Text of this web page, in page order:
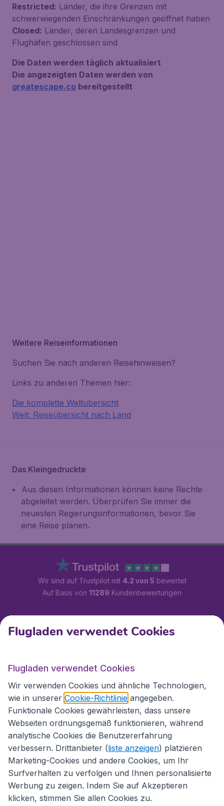
Restricted: Länder, die ihre Grenzen mit
schwerwiegenden Einschränkungen geöffnet haben
Closed: Länder, deren Landesgrenzen und
Flughäfen geschlossen sind
Die Daten werden täglich aktualisiert
Die angezeigten Daten werden von
greatescape.co bereitgestellt
Weitere Reiseinformationen
Suchen Sie nach anderen Reisehinweisen?
Links zu anderen Themen hier:
Die komplette Weltübersicht
Welt: Reiseübersicht nach Land
Das Kleingedruckte
Aus diesen Informationen können keine Rechte
abgeleitet werden. Überprüfen Sie immer die
neuesten Regierungsinformationen, bevor Sie
eine Reise planen.
Wir sind auf Trustpilot mit 4.2 von 5 bewertet
Auf Basis von 11289 Kundenbewertungen
Kundenservice
Flugladen.at
Internationale Webseiten
Flugladen verwendet Cookies
Flugladen verwendet Cookies
Wir verwenden Cookies und ähnliche Technologien,
wie in unserer Cookie-Richtlinie angegeben.
Funktionale Cookies gewährleisten, dass unsere
Webseiten ordnungsgemäß funktionieren, während
analytische Cookies die Benutzererfahrung
verbessern. Drittanbieter (liste anzeigen) platzieren
Marketing-Cookies und andere Cookies, um Ihr
Surfverhalten zu verfolgen und Ihnen personalisierte
Werbung zu zeigen. Indem Sie auf Akzeptieren
klicken, stimmen Sie allen Cookies zu.